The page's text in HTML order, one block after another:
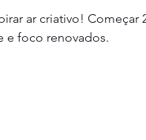
ar criativo! Começar
e foco renovados.